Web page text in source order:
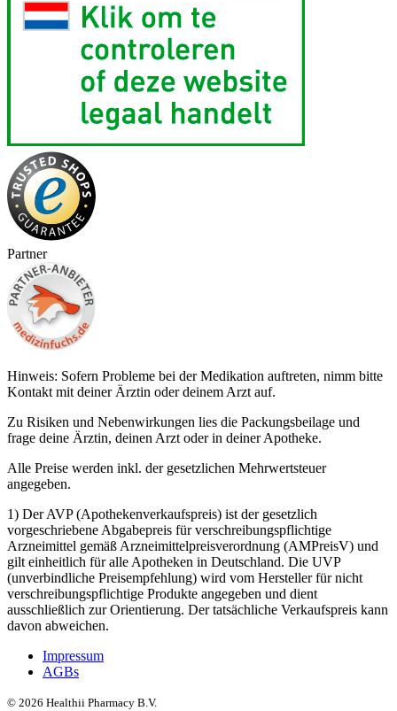
Partner
Hinweis: Sofern Probleme bei der Medikation auftreten, nimm bitte
Kontakt mit deiner Ärztin oder deinem Arzt auf.
Zu Risiken und Nebenwirkungen lies die Packungsbeilage und
frage deine Ärztin, deinen Arzt oder in deiner Apotheke.
Alle Preise werden inkl. der gesetzlichen Mehrwertsteuer
angegeben.
1) Der AVP (Apothekenverkaufspreis) ist der gesetzlich
vorgeschriebene Abgabepreis für verschreibungspflichtige
Arzneimittel gemäß Arzneimittelpreisverordnung (AMPreisV) und
gilt einheitlich für alle Apotheken in Deutschland. Die UVP
(unverbindliche Preisempfehlung) wird vom Hersteller für nicht
verschreibungspflichtige Produkte angegeben und dient
ausschließlich zur Orientierung. Der tatsächliche Verkaufspreis kann
davon abweichen.
Impressum
AGBs
© 2026 Healthii Pharmacy B.V.